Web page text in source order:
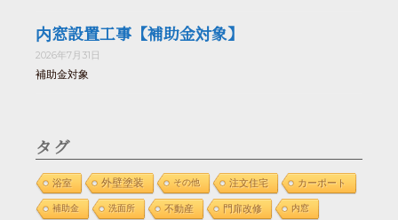
内窓設置工事【補助金対象】
2026年7月31日
補助金対象
タグ
浴室 外壁塗装 その他 注文住宅 カーポート
補助金 洗面所 不動産 門扉改修 内窓